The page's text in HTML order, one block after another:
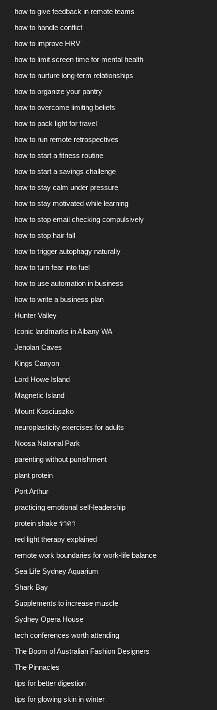
how to give feedback in remote teams
how to handle conflict
how to improve HRV
how to limit screen time for mental health
how to nurture long-term relationships
how to organize your pantry
how to overcome limiting beliefs
how to pack light for travel
how to run remote retrospectives
how to start a fitness routine
how to start a savings challenge
how to stay calm under pressure
how to stay motivated while learning
how to stop email checking compulsively
how to stop hair fall
how to trigger autophagy naturally
how to turn fear into fuel
how to use automation in business
how to write a business plan
Hunter Valley
Iconic landmarks in Albany WA
Jenolan Caves
Kings Canyon
Lord Howe Island
Magnetic Island
Mount Kosciuszko
neuroplasticity exercises for adults
Noosa National Park
parenting without punishment
plant protein
Port Arthur
practicing emotional self-leadership
protein shake ราคา
red light therapy explained
remote work boundaries for work-life balance
Sea Life Sydney Aquarium
Shark Bay
Supplements to increase muscle
Sydney Opera House
tech conferences worth attending
The Boom of Australian Fashion Designers
The Pinnacles
tips for better digestion
tips for glowing skin in winter